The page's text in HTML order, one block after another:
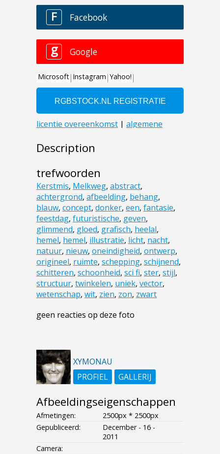
Description
trefwoorden
Kerstmis, Melkweg, abstract,
achtergrond, afbeelding, behang,
blauw, concept, donker, een, fantasie,
feestdag, futuristische, geven,
glimmend, gloed, grafisch, heelal,
hemel, hemel, illustratie, licht, nacht,
natuur, nieuw, oneindigheid, ontwerp,
origineel, ruimte, schepping, schijnend,
schitteren, schoonheid, sci fi, ster, stijl,
structuur, twinkelen, uniek, vector,
wetenschap, wit, zien, zon, zwart
geen reacties op deze foto
XYMONAU
PROFIEL
GALLERIJ
Afbeeldingseigenschappen
Afmetingen:
2500px * 2500px
Gepubliceerd:
December - 16 -
2011
Camera: